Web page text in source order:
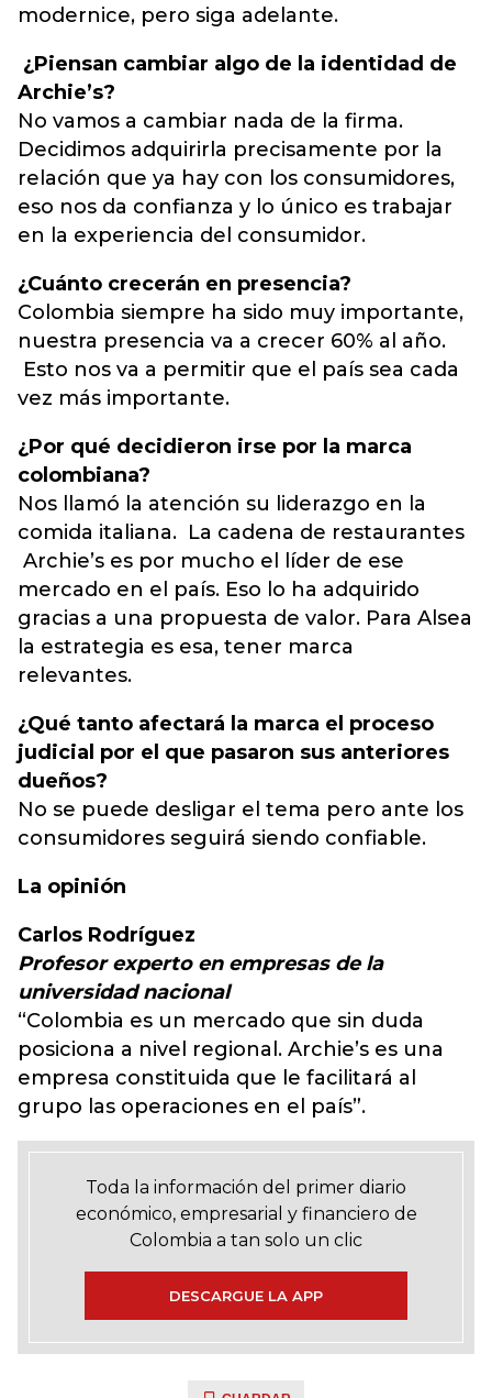
modernice, pero siga adelante.
¿Piensan cambiar algo de la identidad de
Archie’s?
No vamos a cambiar nada de la firma.
Decidimos adquirirla precisamente por la
relación que ya hay con los consumidores,
eso nos da confianza y lo único es trabajar
en la experiencia del consumidor.
¿Cuánto crecerán en presencia?
Colombia siempre ha sido muy importante,
nuestra presencia va a crecer 60% al año.
Esto nos va a permitir que el país sea cada
vez más importante.
¿Por qué decidieron irse por la marca
colombiana?
Nos llamó la atención su liderazgo en la
comida italiana. La cadena de restaurantes
Archie’s es por mucho el líder de ese
mercado en el país. Eso lo ha adquirido
gracias a una propuesta de valor. Para Alsea
la estrategia es esa, tener marca
relevantes.
¿Qué tanto afectará la marca el proceso
judicial por el que pasaron sus anteriores
dueños?
No se puede desligar el tema pero ante los
consumidores seguirá siendo confiable.
La opinión
Carlos Rodríguez
Profesor experto en empresas de la
universidad nacional
“Colombia es un mercado que sin duda
posiciona a nivel regional. Archie’s es una
empresa constituida que le facilitará al
grupo las operaciones en el país”.
Toda la información del primer diario
económico, empresarial y financiero de
Colombia a tan solo un clic
DESCARGUE LA APP